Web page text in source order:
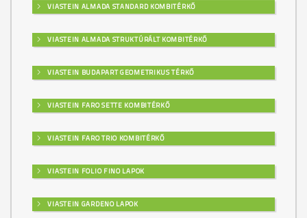
VIASTEIN ALMADA STANDARD KOMBITÉRKŐ
VIASTEIN ALMADA STRUKTÚRÁLT KOMBITÉRKŐ
VIASTEIN BUDAPART GEOMETRIKUS TÉRKŐ
VIASTEIN FARO SETTE KOMBITÉRKŐ
VIASTEIN FARO TRIO KOMBITÉRKŐ
VIASTEIN FOLIO FINO LAPOK
VIASTEIN GARDENO LAPOK